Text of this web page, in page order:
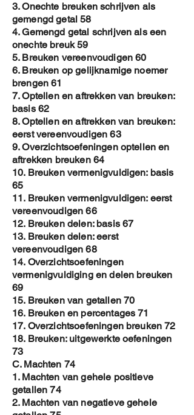
3. Onechte breuken schrijven als
gemengd getal 58
4. Gemengd getal schrijven als een
onechte breuk 59
5. Breuken vereenvoudigen 60
6. Breuken op gelijknamige noemer
brengen 61
7. Optellen en aftrekken van breuken:
basis 62
8. Optellen en aftrekken van breuken:
eerst vereenvoudigen 63
9. Overzichtsoefeningen optellen en
aftrekken breuken 64
10. Breuken vermenigvuldigen: basis
65
11. Breuken vermenigvuldigen: eerst
vereenvoudigen 66
12. Breuken delen: basis 67
13. Breuken delen: eerst
vereenvoudigen 68
14. Overzichtsoefeningen
vermenigvuldiging en delen breuken
69
15. Breuken van getallen 70
16. Breuken en percentages 71
17. Overzichtsoefeningen breuken 72
18. Breuken: uitgewerkte oefeningen
73
C. Machten 74
1. Machten van gehele positieve
getallen 74
2. Machten van negatieve gehele